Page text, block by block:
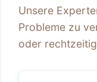
Unsere
Probleme zu
oder